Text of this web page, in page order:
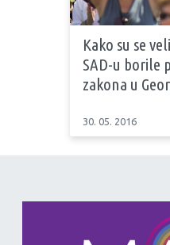
Kako su se
SAD-u borile
zakona u
30. 05. 2016